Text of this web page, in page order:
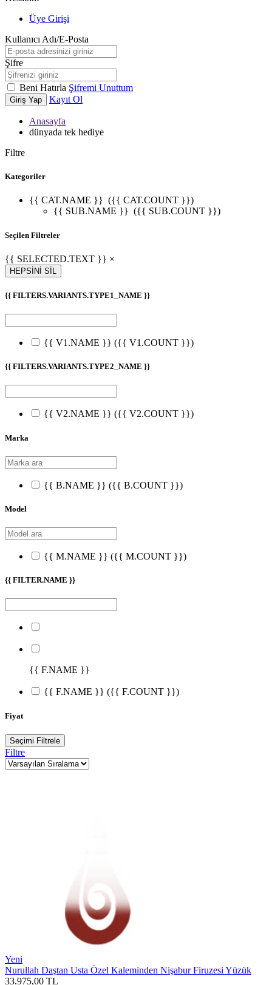
Üye Girişi
Kullanıcı Adı/E-Posta
Şifre
Beni Hatırla Şifremi Unuttum
Giriş Yap Kayıt Ol
Anasayfa
dünyada tek hediye
Filtre
Kategoriler
{{ CAT.NAME }} ({{ CAT.COUNT }})
{{ SUB.NAME }} ({{ SUB.COUNT }})
Seçilen Filtreler
{{ SELECTED.TEXT }} ×
HEPSİNİ SİL
{{ FILTERS.VARIANTS.TYPE1_NAME }}
{{ V1.NAME }} ({{ V1.COUNT }})
{{ FILTERS.VARIANTS.TYPE2_NAME }}
{{ V2.NAME }} ({{ V2.COUNT }})
Marka
{{ B.NAME }} ({{ B.COUNT }})
Model
{{ M.NAME }} ({{ M.COUNT }})
{{ FILTER.NAME }}
{{ F.NAME }}
{{ F.NAME }} ({{ F.COUNT }})
Fiyat
Seçimi Filtrele
Filtre
Yeni
Nurullah Daştan Usta Özel Kaleminden Nişabur Firuzesi Yüzük
33.975,00 TL